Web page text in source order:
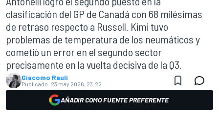
clasificación del GP de Canadá con 68 milésimas
de retraso respecto a Russell. Kimi tuvo
problemas de temperatura de los neumáticos y
cometió un error en el segundo sector
precisamente en la vuelta decisiva de la Q3.
Giacomo Rauli
Publicado: 23 may 2026, 23:22
AÑADIR COMO FUENTE PREFERENTE